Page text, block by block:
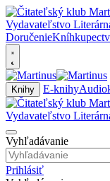
Doručenie
Knihy E-knihy
Vyhľadávanie
Prihlásiť